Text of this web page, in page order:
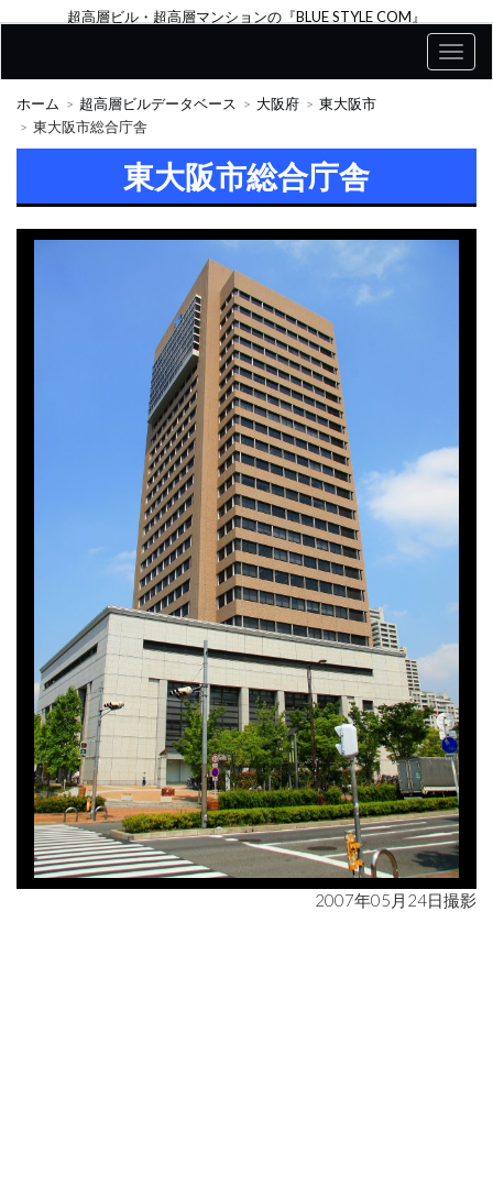
超高層ビル・超高層マンションの『BLUE STYLE COM』
ホーム 超高層ビルデータベース 大阪府
東大阪市
東大阪市総合庁舎
東大阪市総合庁舎
2007年05月24日撮影